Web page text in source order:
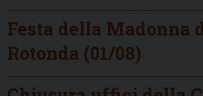
Festa della Madonna
Rotonda (01/08)